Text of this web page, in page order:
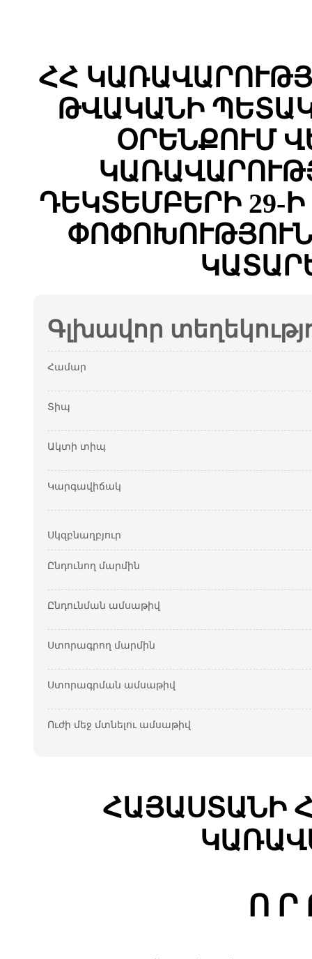
ՀՀ
ԹՎԱԿԱՆԻ
ՕՐԵՆՔՈՒՄ
ԴԵԿՏԵՄԲԵՐԻ 29-Ի
Գլխավոր
Համար
Տիպ
Ակտի տիպ
Կարգավիճակ
Սկզբնաղբյուր
Ընդունող մարմին
Ընդունման ամսաթիվ
Ստորագրող մարմին
Ստորագրման ամսաթիվ
Ուժի մեջ մտնելու ամսաթիվ
ՀԱՅԱՍՏԱՆԻ
Ո Ր